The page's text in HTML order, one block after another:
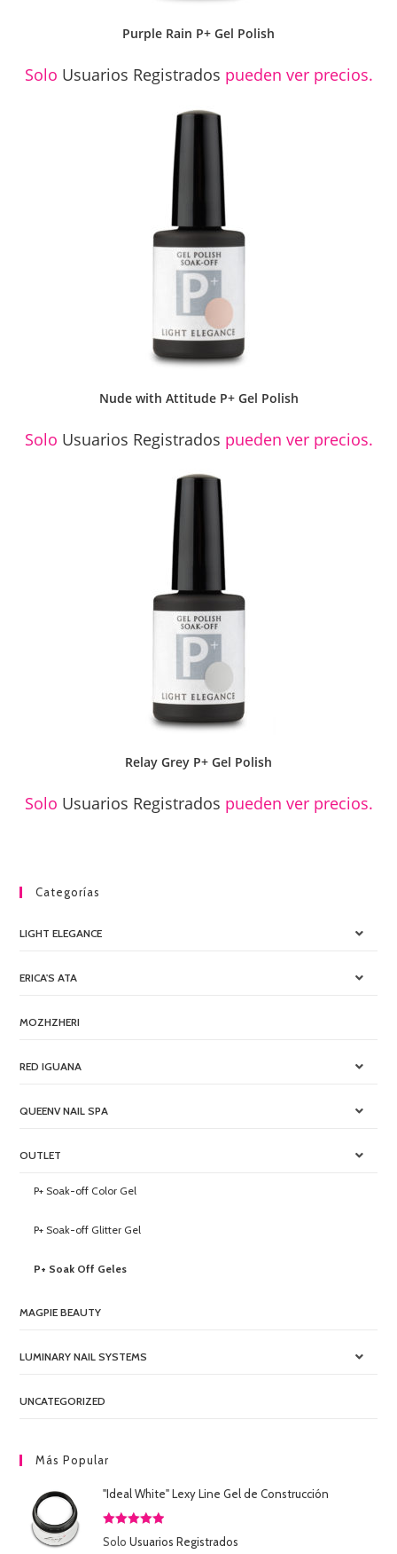
Purple Rain P+ Gel Polish
Solo Usuarios Registrados pueden ver precios.
Nude with Attitude P+ Gel Polish
Solo Usuarios Registrados pueden ver precios.
Relay Grey P+ Gel Polish
Solo Usuarios Registrados pueden ver precios.
Categorías
LIGHT ELEGANCE
ERICA'S ATA
MOZHZHERI
RED IGUANA
QUEENV NAIL SPA
OUTLET
P+ Soak-off Color Gel
P+ Soak-off Glitter Gel
P+ Soak Off Geles
MAGPIE BEAUTY
LUMINARY NAIL SYSTEMS
UNCATEGORIZED
Más Popular
"Ideal White" Lexy Line Gel de Construcción
Valorado
SoloUsuarios Registrados